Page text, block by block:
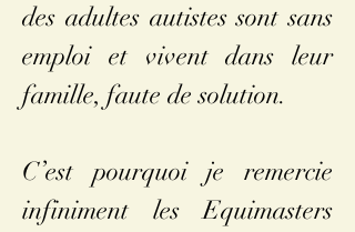
des adultes autistes sont sans
emploi et vivent dans leur
famille, faute de solution.
C’est pourquoi je remercie
infiniment les Equimasters